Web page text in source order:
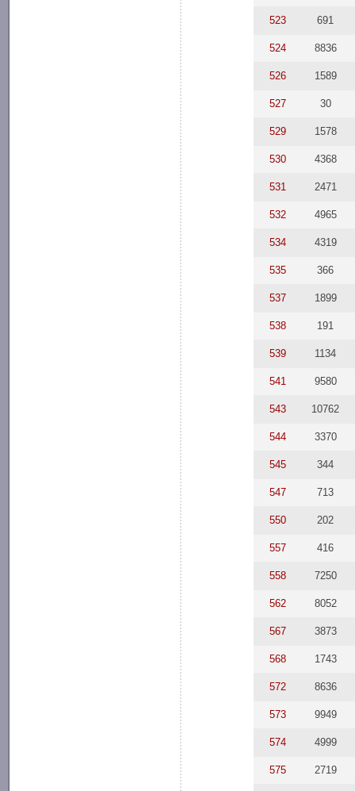
523 691
524 8836
526 1589
527 30
529 1578
530 4368
531 2471
532 4965
534 4319
535 366
537 1899
538 191
539 1134
541 9580
543 10762
544 3370
545 344
547 713
550 202
557 416
558 7250
562 8052
567 3873
568 1743
572 8636
573 9949
574 4999
575 2719